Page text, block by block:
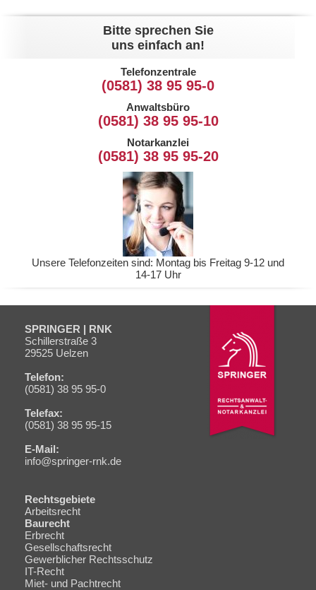
Notariat
Bitte sprechen Sie
uns einfach an!
Telefonzentrale
(0581) 38 95 95-0
Anwaltsbüro
(0581) 38 95 95-10
Notarkanzlei
(0581) 38 95 95-20
Unsere Telefonzeiten sind: Montag bis Freitag 9-12 und
14-17 Uhr
SPRINGER | RNK
Schiller­straße 3
29525 Uelzen
Telefon:
(0581) 38 95 95-0
Telefax:
(0581) 38 95 95-15
E-Mail:
info@springer-rnk.de
Rechtsgebiete
Navigation
überspringen
Arbeitsrecht
Baurecht
Erbrecht
Gesellschaftsrecht
Gewerblicher Rechtsschutz
IT-Recht
Miet- und Pachtrecht